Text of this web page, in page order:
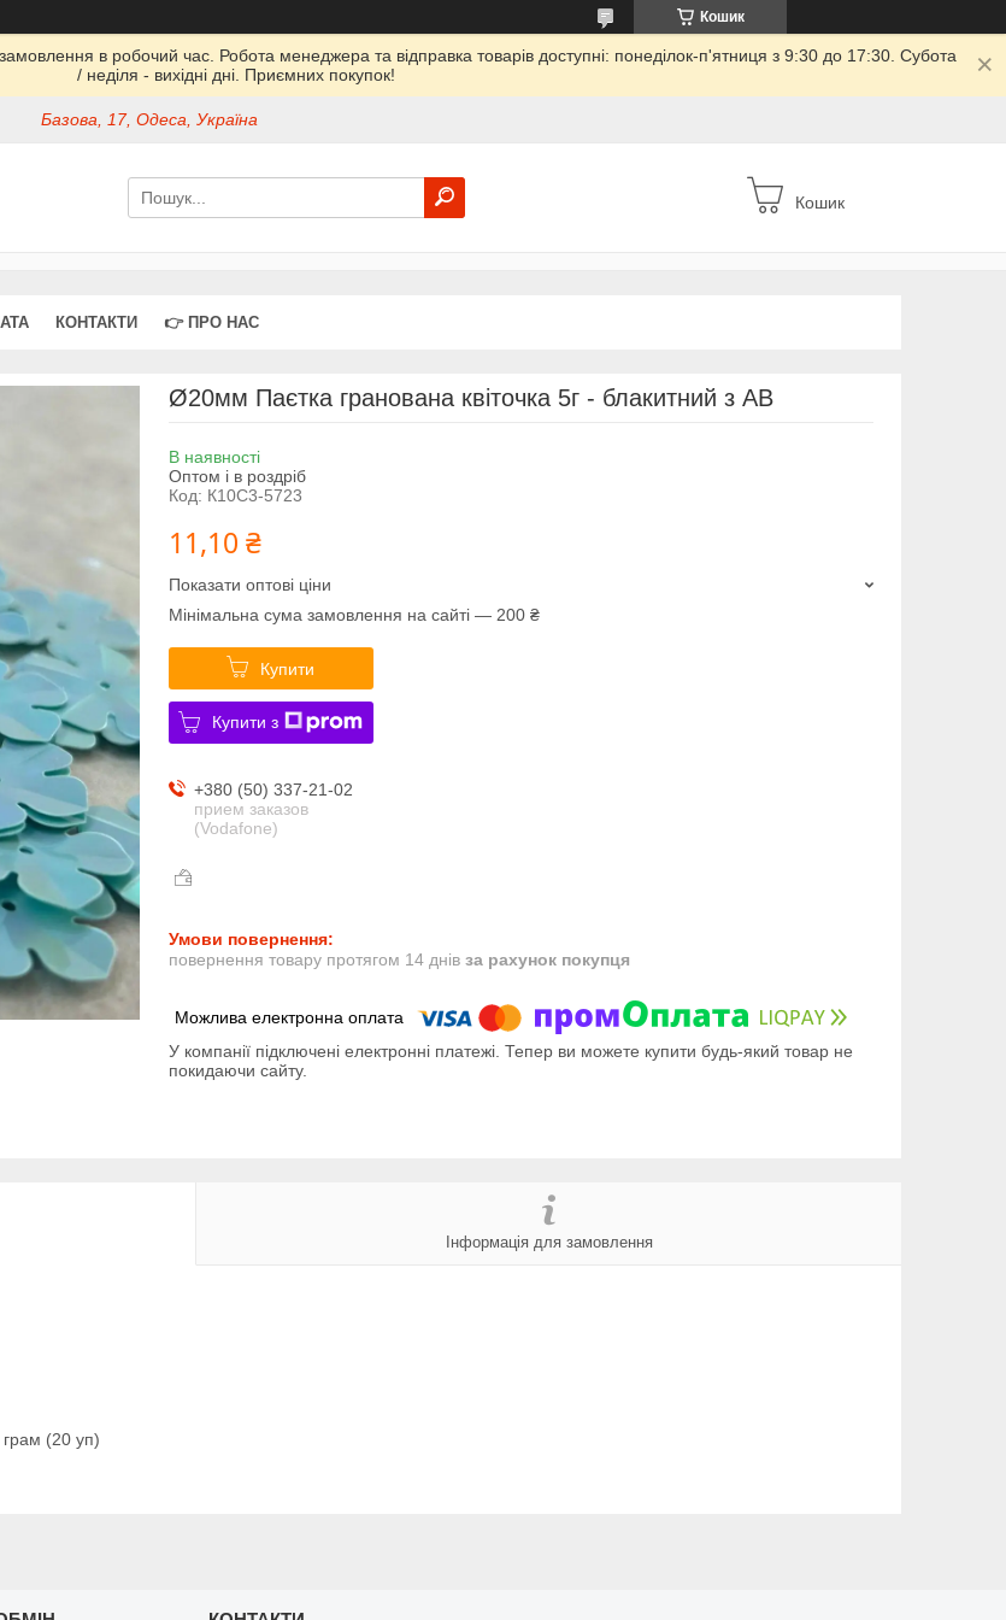
Кошик
в робочий час. Робота менеджера та відправка товарів доступні: понеділок-п'ятниця з 9:30 до 17:30. Субота
/ неділя - вихідні дні. Приємних покупок!
Базова, 17, Одеса, Україна
Кошик
КОНТАКТИ 👉 ПРО НАС
Ø20мм Паєтка гранована квіточка 5г - блакитний з АВ
В наявності
Оптом і в роздріб
Код: К10С3-5723
11,10 ₴
Показати оптові ціни
Мінімальна сума замовлення на сайті — 200 ₴
Купити
Купити з
+380 (50) 337-21-02
прием заказов
(Vodafone)
повернення товару протягом 14 днів за рахунок покупця
У компанії підключені електронні платежі. Тепер ви можете купити будь-який товар не
покидаючи сайту.
Інформація для замовлення
грам (20 уп)